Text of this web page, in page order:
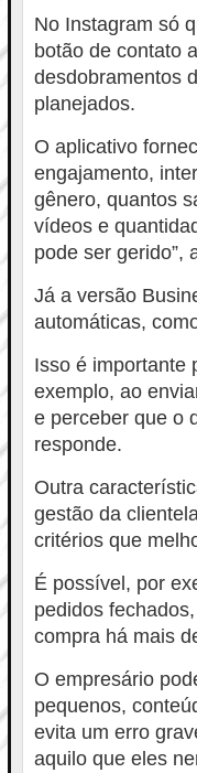
No Instagram só
botão de contato
desdobramentos
planejados.
O aplicativo
engajamento,
gênero, quantos
vídeos e
pode ser gerido”,
Já a versão
automáticas,
Isso é importante
exemplo, ao
e perceber que o
responde.
Outra
gestão da
critérios que
É possível, por
pedidos
compra há mais
O empresário
pequenos,
evita um erro
aquilo que eles